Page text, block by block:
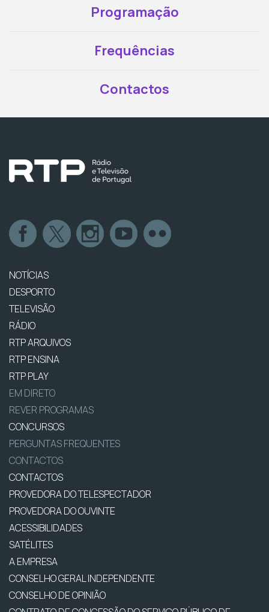
Programação
Frequências
Contactos
NOTÍCIAS
DESPORTO
TELEVISÃO
RÁDIO
RTP ARQUIVOS
RTP ENSINA
RTP PLAY
EM DIRETO
REVER PROGRAMAS
CONCURSOS
PERGUNTAS FREQUENTES
CONTACTOS
CONTACTOS
PROVEDORA DO TELESPECTADOR
PROVEDORA DO OUVINTE
ACESSIBILIDADES
SATÉLITES
A EMPRESA
CONSELHO GERAL INDEPENDENTE
CONSELHO DE OPINIÃO